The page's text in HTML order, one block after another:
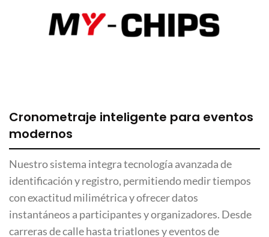
Cronometraje inteligente para eventos
modernos
Nuestro sistema integra tecnología avanzada de
identificación y registro, permitiendo medir tiempos
con exactitud milimétrica y ofrecer datos
instantáneos a participantes y organizadores. Desde
carreras de calle hasta triatlones y eventos de